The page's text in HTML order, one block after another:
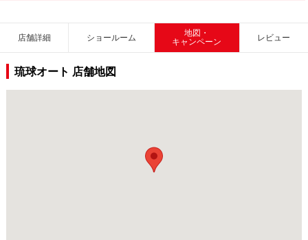
店舗詳細 ショールーム
地図・
キャンペーン
レビュー
琉球オート 店舗地図